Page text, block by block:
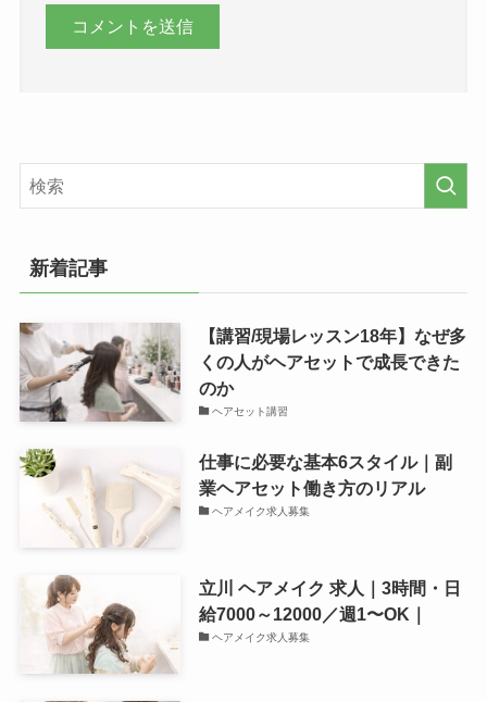
新着記事
【講習/現場レッスン18年】なぜ多
くの人がヘアセットで成長できた
のか
ヘアセット講習
仕事に必要な基本6スタイル｜副
業ヘアセット働き方のリアル
ヘアメイク求人募集
立川 ヘアメイク 求人｜3時間・日
給7000～12000／週1〜OK｜
ヘアメイク求人募集